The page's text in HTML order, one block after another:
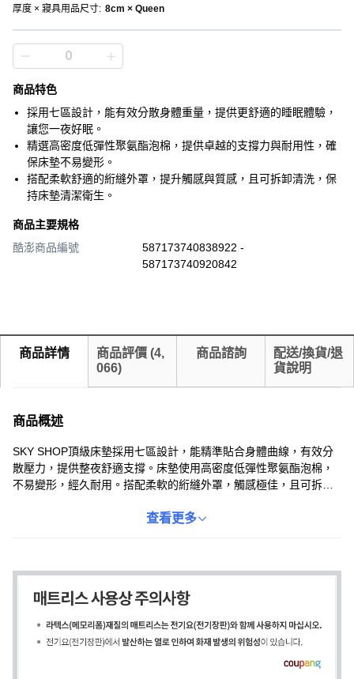
厚度 × 寢具用品尺寸: 8cm × Queen
商品特色
採用七區設計，能有效分散身體重量，提供更舒適的睡眠體驗，
讓您一夜好眠。
精選高密度低彈性聚氨酯泡棉，提供卓越的支撐力與耐用性，確
保床墊不易變形。
搭配柔軟舒適的絎縫外罩，提升觸感與質感，且可拆卸清洗，保
持床墊清潔衛生。
商品主要規格
酷澎商品編號
587173740838922 -
587173740920842
商品詳情 商品評價 (4,
066)
商品諮詢
配送/換貨/退
貨說明
商品概述
SKY SHOP頂級床墊採用七區設計，能精準貼合身體曲線，有效分
散壓力，提供整夜舒適支撐。床墊使用高密度低彈性聚氨酯泡棉，
不易變形，經久耐用。搭配柔軟的絎縫外罩，觸感極佳，且可拆卸
風格。床墊還附贈束帶，方便收納與搬運。讓您輕鬆享受高品質睡
查看更多